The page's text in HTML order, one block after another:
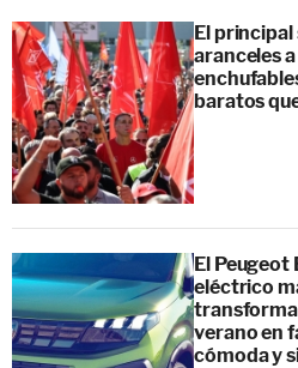
El
aranceles
baratos
El Peugeot
eléctrico
transforma
verano en
cómoda y